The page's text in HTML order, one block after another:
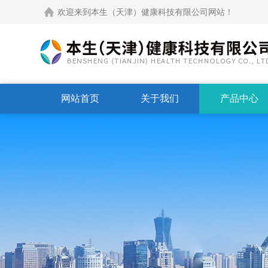
欢迎来到本生（天津）健康科技有限公司网站！
网站首页 关于我们 产品中心